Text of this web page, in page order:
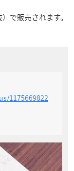
で販売されます。
1175669822